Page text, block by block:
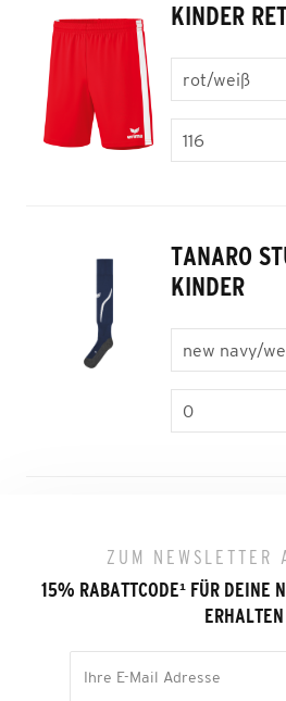
KINDER
TANARO
KINDER
ZUM NEWSLETTER
15% RABATTCODE¹ FÜR DEINE
ERHALTEN